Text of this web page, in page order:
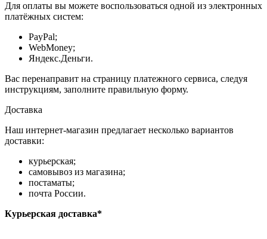
Для оплаты вы можете воспользоваться одной из электронных
платёжных систем:
PayPal;
WebMoney;
Яндекс.Деньги.
Вас перенаправит на страницу платежного сервиса, следуя
инструкциям, заполните правильную форму.
Доставка
Наш интернет-магазин предлагает несколько вариантов
доставки:
курьерская;
самовывоз из магазина;
постаматы;
почта России.
Курьерская доставка*